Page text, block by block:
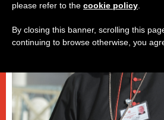
please refer to the cookie policy
By closing this banner, scrolling this
continuing to browse otherwise, you